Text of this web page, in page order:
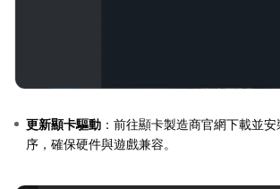
更新顯卡驅動 ：前往顯卡製造商官網下載並
序，確保硬件與遊戲兼容。